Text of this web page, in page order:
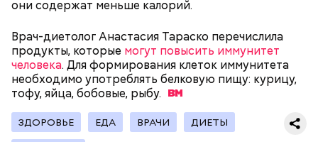
они содержат меньше калорий.
Врач-диетолог Анастасия Тараско перечислила
продукты, которые могут повысить иммунитет
человека. Для формирования клеток иммунитета
необходимо употреблять белковую пищу: курицу,
тофу, яйца, бобовые, рыбу.
ЗДОРОВЬЕ ЕДА ВРАЧИ ДИЕТЫ
— Наиболее распространенные борщ, щи, котлеты,
салаты, лаваш с творогом и сыром, пироги, омлет,
запеканка. Щавеля там везде используется
немного, поэтому никакого вреда от него не будет.
Чем разнообразнее рацион питания человека, тем